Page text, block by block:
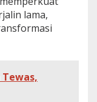
lama,